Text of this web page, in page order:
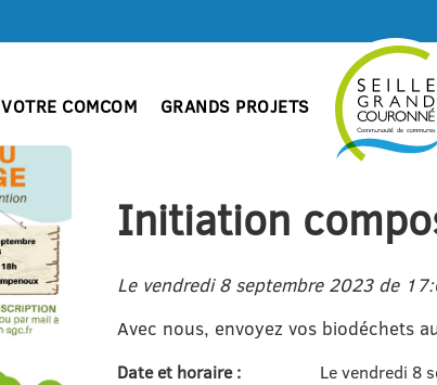
VOTRE COMCOM GRANDS PROJETS
Initiation
Le vendredi 8 septembre 2023 de
Avec nous, envoyez vos biodéchets
Date et horaire :
Le vendredi 8